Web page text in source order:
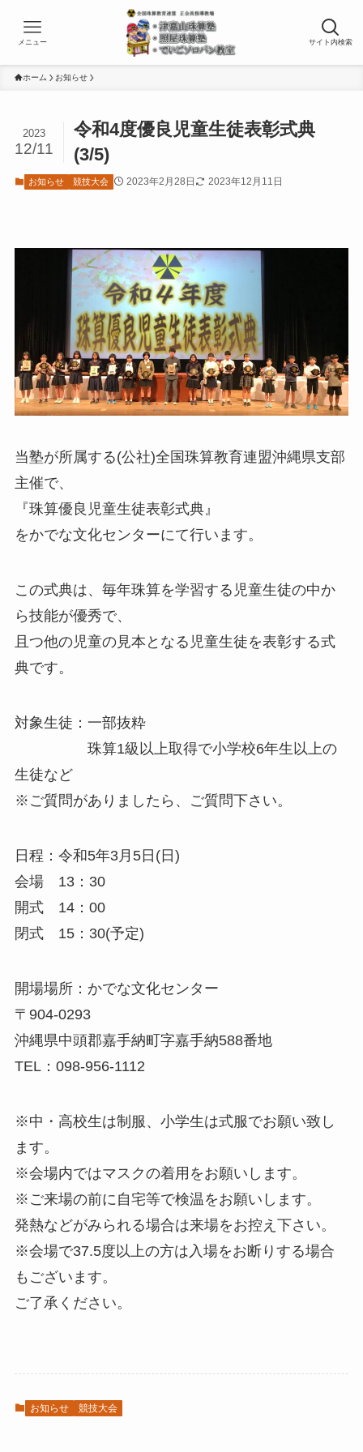
サイト内検索
メニュー
ホーム お知らせ
令和4度優良児童生徒表彰式典
(3/5)
2023
12/11
お知らせ 競技大会 2023年2月28日 2023年12月11日
当塾が所属する(公社)全国珠算教育連盟沖縄県支部
主催で、
『珠算優良児童生徒表彰式典』
をかでな文化センターにて行います。
この式典は、毎年珠算を学習する児童生徒の中か
ら技能が優秀で、
且つ他の児童の見本となる児童生徒を表彰する式
典です。
対象生徒：一部抜粋
珠算1級以上取得で小学校6年生以上の
生徒など
※ご質問がありましたら、ご質問下さい。
日程：令和5年3月5日(日)
会場 13：30
開式 14：00
閉式 15：30(予定)
開場場所：かでな文化センター
〒904-0293
沖縄県中頭郡嘉手納町字嘉手納588番地
TEL：098-956-1112
※中・高校生は制服、小学生は式服でお願い致し
ます。
※会場内ではマスクの着用をお願いします。
※ご来場の前に自宅等で検温をお願いします。
発熱などがみられる場合は来場をお控え下さい。
※会場で37.5度以上の方は入場をお断りする場合
もございます。
ご了承ください。
お知らせ 競技大会